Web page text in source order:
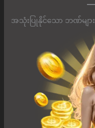
အသုံးပြုနိုင်သော ဘဏ်များ